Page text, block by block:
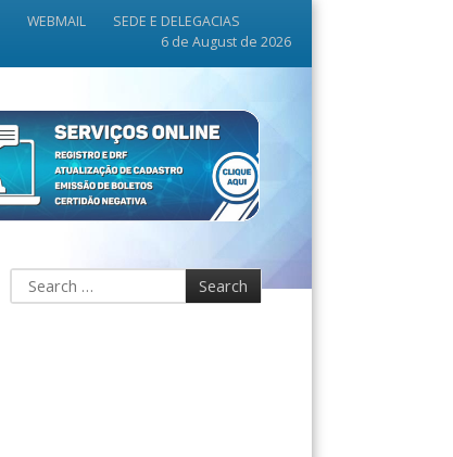
WEBMAIL
SEDE E DELEGACIAS
6 de August de 2026